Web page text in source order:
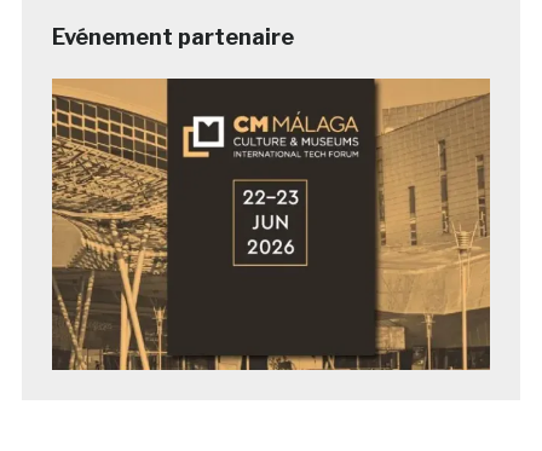
Evénement partenaire